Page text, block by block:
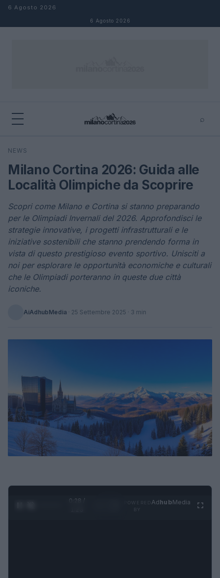
Salta al contenuto
6 Agosto 2026
6 Agosto 2026
⌕
Cerca
NEWS
Milano Cortina 2026: Guida alle
Località Olimpiche da Scoprire
Scopri come Milano e Cortina si stanno preparando
per le Olimpiadi Invernali del 2026. Approfondisci le
strategie innovative, i progetti infrastrutturali e le
iniziative sostenibili che stanno prendendo forma in
vista di questo prestigioso evento sportivo. Unisciti a
noi per esplorare le opportunità economiche e culturali
che le Olimpiadi porteranno in queste due città
iconiche.
AiAdhubMedia · 25 Settembre 2025 · 3 min
0:29 /
AdhubMedia